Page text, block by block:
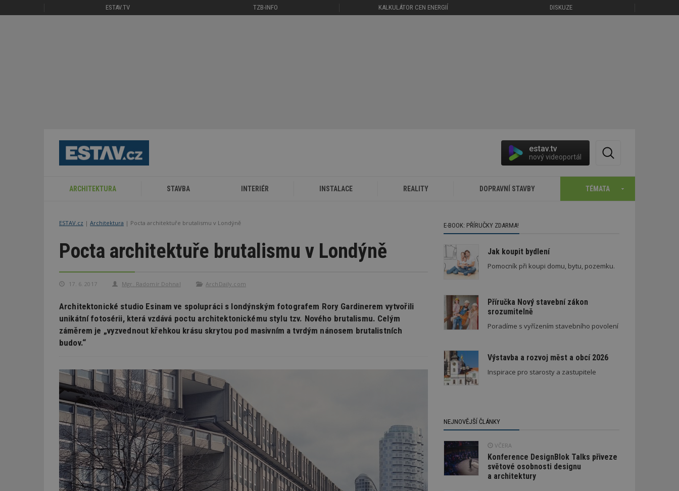
ESTAV.TV TZB-INFO KALKULÁTOR CEN ENERGIÍ DISKUZE
estav.tv
nový videoportál
ARCHITEKTURA STAVBA INTERIÉR INSTALACE REALITY DOPRAVNÍ STAVBY TÉMATA
ESTAV.cz Architektura Pocta architektuře brutalismu v Londýně
Pocta architektuře brutalismu v Londýně
17. 6. 2017 Mgr. Radomír Dohnal ArchDaily.com
Architektonické studio Esinam ve spolupráci s londýnským fotografem Rory Gardinerem vytvořili
unikátní fotosérii, která vzdává poctu architektonickému stylu tzv. Nového brutalismu. Celým
záměrem je „vyzvednout křehkou krásu skrytou pod masivním a tvrdým nánosem brutalistních
budov.“
E-BOOK: PŘÍRUČKY ZDARMA!
Jak koupit bydlení
Pomocník při koupi domu, bytu, pozemku.
Příručka Nový stavební zákon
srozumitelně
Poradíme s vyřízením stavebního povolení
Výstavba a rozvoj měst a obcí 2026
Inspirace pro starosty a zastupitele
NEJNOVĚJŠÍ ČLÁNKY
VČERA
Konference DesignBlok Talks přiveze
světové osobnosti designu
a architektury